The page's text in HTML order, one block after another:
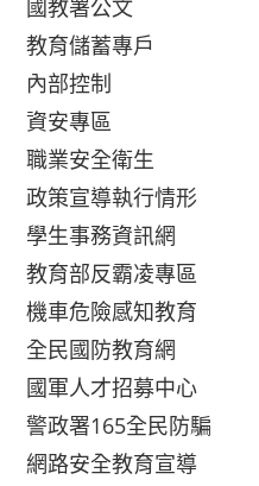
國教署公文
教育儲蓄專戶
內部控制
資安專區
職業安全衛生
政策宣導執行情形
學生事務資訊網
教育部反霸凌專區
機車危險感知教育
全民國防教育網
國軍人才招募中心
警政署165全民防騙
網路安全教育宣導